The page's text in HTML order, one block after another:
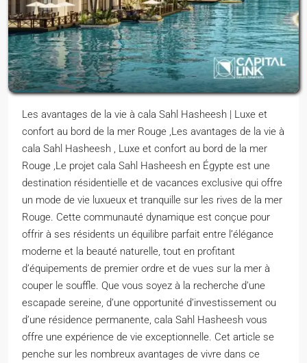
Les avantages de la vie à cala Sahl Hasheesh | Luxe et
confort au bord de la mer Rouge ,Les avantages de la vie à
cala Sahl Hasheesh , Luxe et confort au bord de la mer
Rouge ,Le projet cala Sahl Hasheesh en Égypte est une
destination résidentielle et de vacances exclusive qui offre
un mode de vie luxueux et tranquille sur les rives de la mer
Rouge. Cette communauté dynamique est conçue pour
offrir à ses résidents un équilibre parfait entre l’élégance
moderne et la beauté naturelle, tout en profitant
d’équipements de premier ordre et de vues sur la mer à
couper le souffle. Que vous soyez à la recherche d’une
escapade sereine, d’une opportunité d’investissement ou
d’une résidence permanente, cala Sahl Hasheesh vous
offre une expérience de vie exceptionnelle. Cet article se
penche sur les nombreux avantages de vivre dans ce